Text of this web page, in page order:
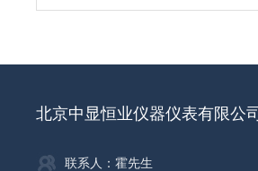
北京中显恒业仪器仪表有限公司
联系人：霍先生